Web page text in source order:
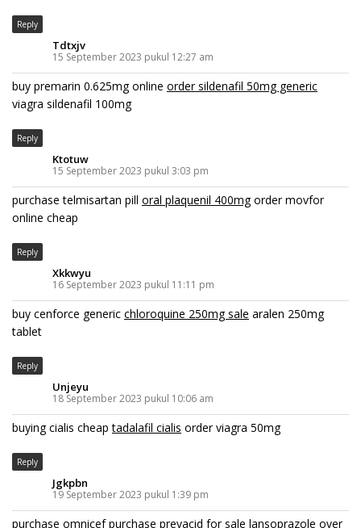
Reply
Tdtxjv
15 September 2023 pukul 12:27 am
buy premarin 0.625mg online order sildenafil 50mg generic
viagra sildenafil 100mg
Reply
Ktotuw
15 September 2023 pukul 3:03 pm
purchase telmisartan pill oral plaquenil 400mgorder movfor
online cheap
Reply
Xkkwyu
16 September 2023 pukul 11:11 pm
buy cenforce generic chloroquine 250mg sale aralen 250mg
tablet
Reply
Unjeyu
18 September 2023 pukul 10:06 am
buying cialis cheaptadalafil cialis order viagra 50mg
Reply
Jgkpbn
19 September 2023 pukul 1:39 pm
purchase omnicefpurchase prevacid for sale lansoprazole over